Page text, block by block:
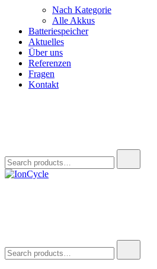
Nach Kategorie
Alle Akkus
Batteriespeicher
Aktuelles
Über uns
Referenzen
Fragen
Kontakt
for:
for: